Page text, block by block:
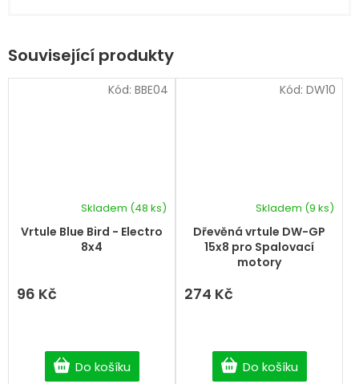
Související produkty
Vrtule Blue Bird - Electro
8x4
Skladem (48 ks)
96 Kč
Do košíku
Kód: BBE04
Dřevěná vrtule DW-GP
15x8 pro Spalovací
motory
hodnocení
produktu
z
Skladem (9 ks)
274 Kč
Do košíku
Kód: DW10